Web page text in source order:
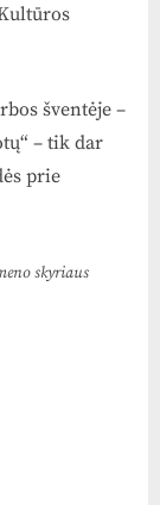
šventėje –
– tik dar
prie
skyriaus